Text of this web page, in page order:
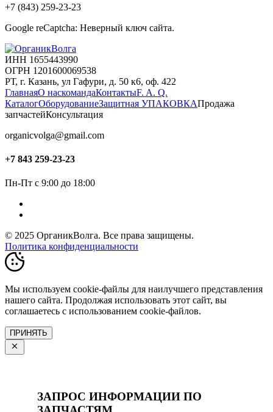
+7 (843) 259-23-23
Google reCaptcha: Неверный ключ сайта.
ИНН 1655443990
ОГРН 1201600069538
РТ, г. Казань, ул Гафури, д. 50 к6, оф. 422
ГлавнаяО наскомандаКонтактыF. A. Q.
КаталогОборудованиеЗащитная УПАКОВКАПродажа
запчастейКонсультация
organicvolga@gmail.com
+7 843 259-23-23
Пн-Пт с 9:00 до 18:00
© 2025 ОрганикВолга. Все права защищены.
Политика конфиденциальности
Мы используем cookie-файлы для наилучшего представления
нашего сайта. Продолжая использовать этот сайт, вы
соглашаетесь с использованием cookie-файлов.
ПРИНЯТЬ
ЗАПРОС ИНФОРМАЦИИ ПО